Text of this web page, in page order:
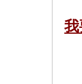
我